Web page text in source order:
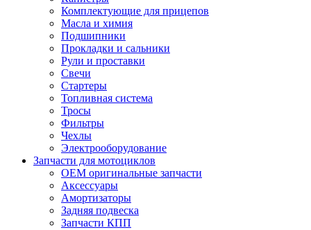
Комплектующие для прицепов
Масла и химия
Подшипники
Прокладки и сальники
Рули и проставки
Свечи
Стартеры
Топливная система
Тросы
Фильтры
Чехлы
Электрооборудование
Запчасти для мотоциклов
OEM оригинальные запчасти
Аксессуары
Амортизаторы
Задняя подвеска
Запчасти КПП